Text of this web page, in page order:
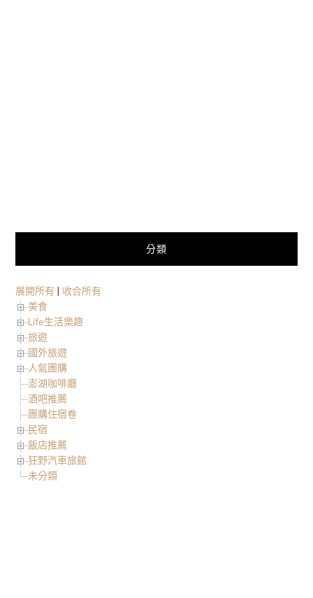
分類
展開所有 | 收合所有
美食
Life生活樂趣
旅遊
國外旅遊
人氣團購
澎湖咖啡廳
酒吧推薦
團購住宿卷
民宿
飯店推薦
狂野汽車旅館
未分類